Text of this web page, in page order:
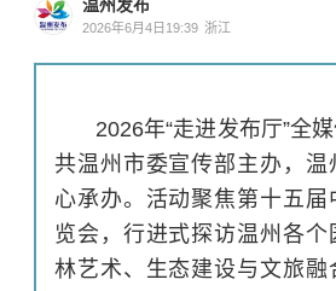
温州发布
2026年6月4日19:39 浙江
2026年“走进发布厅”全
共温州市委宣传部主办，温
心承办。活动聚焦第十五届
览会，行进式探访温州各个
林艺术、生态建设与文旅融